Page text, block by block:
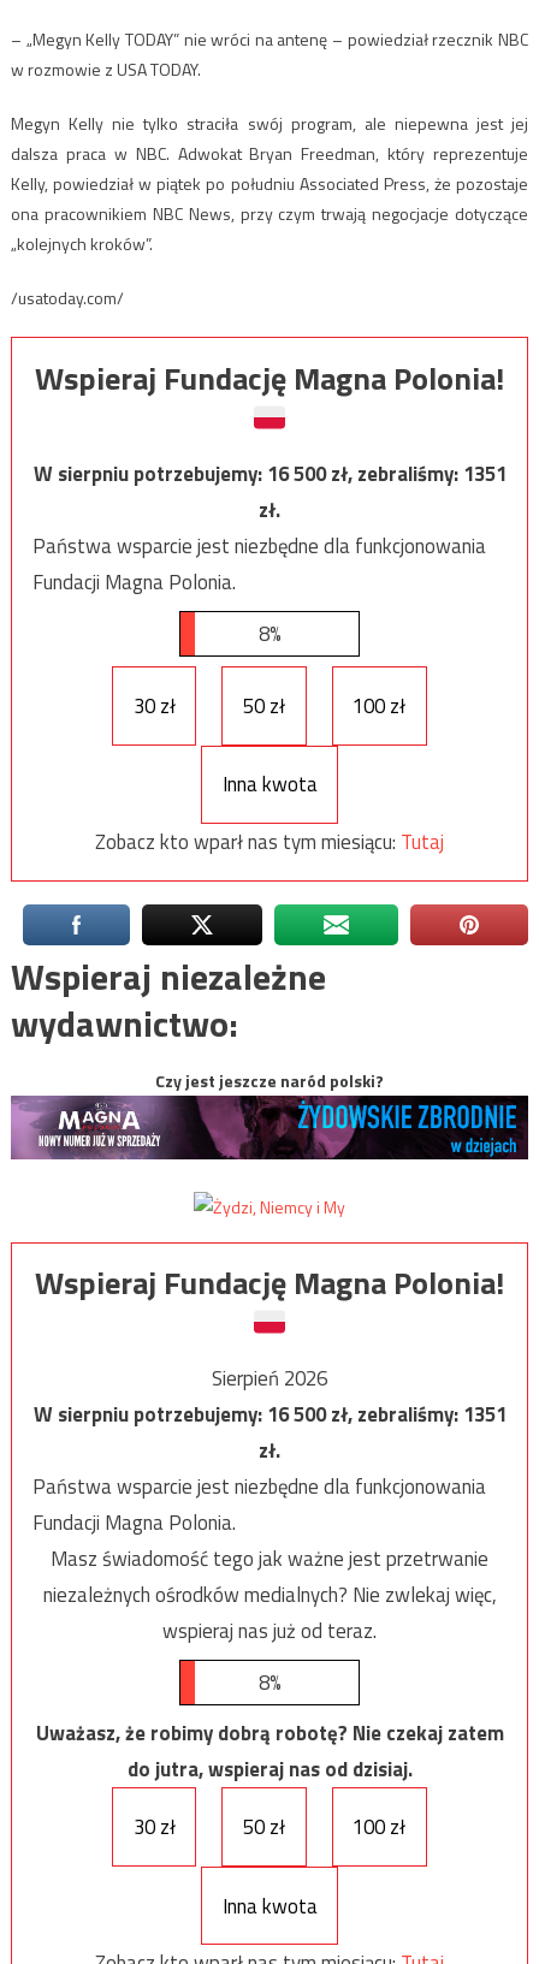
– „Megyn Kelly TODAY” nie wróci na antenę – powiedział rzecznik NBC
w rozmowie z USA TODAY.
Megyn Kelly nie tylko straciła swój program, ale niepewna jest jej
dalsza praca w NBC. Adwokat Bryan Freedman, który reprezentuje
Kelly, powiedział w piątek po południu Associated Press, że pozostaje
ona pracownikiem NBC News, przy czym trwają negocjacje dotyczące
„kolejnych kroków”.
/usatoday.com/
Wspieraj Fundację Magna Polonia!
W sierpniu potrzebujemy:16 500zł, zebraliśmy:1351
zł.
Państwa wsparcie jest niezbędne dla funkcjonowania
Fundacji Magna Polonia.
8%
30 zł 50 zł 100 zł
Inna kwota
Zobacz kto wparł nas tym miesiącu: Tutaj
Wspieraj niezależne
wydawnictwo:
Czy jest jeszcze naród polski?
Wspieraj Fundację Magna Polonia!
Sierpień 2026
W sierpniu potrzebujemy:16 500zł, zebraliśmy:1351
zł.
Państwa wsparcie jest niezbędne dla funkcjonowania
Fundacji Magna Polonia.
Masz świadomość tego jak ważne jest przetrwanie
niezależnych ośrodków medialnych? Nie zwlekaj więc,
wspieraj nas już od teraz.
8%
Uważasz, że robimy dobrą robotę? Nie czekaj zatem
do jutra, wspieraj nas od dzisiaj.
30 zł
50 zł 100 zł
Inna kwota